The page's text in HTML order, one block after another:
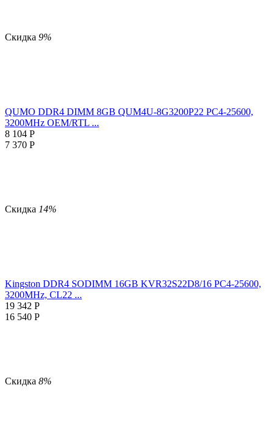
Скидка 9%
QUMO DDR4 DIMM 8GB QUM4U-8G3200P22 PC4-25600,
3200MHz OEM/RTL ...
8 104 Р
7 370 Р
Скидка 14%
Kingston DDR4 SODIMM 16GB KVR32S22D8/16 PC4-25600,
3200MHz, CL22 ...
19 342 Р
16 540 Р
Скидка 8%